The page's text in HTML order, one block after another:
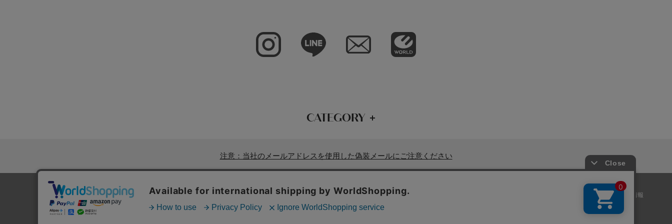
CATEGORY
注意：当社のメールアドレスを使用した偽装メールにご注意ください
初めての方へ | ご利用案内・お問い合わせ ブランド一覧 | 店舗検索 | 企業情報 株主優待制度 | 利用規約 | サイトポリシー 特定商取引法に基づく表記 | 採用情報